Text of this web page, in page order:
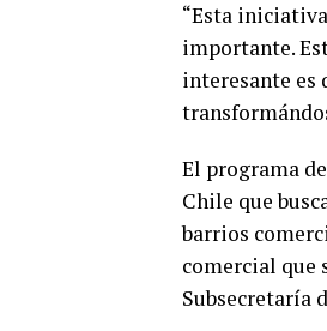
“Esta
importante.
interesante es
El programa
Chile que
barrios
comercial que
Subsecretaría